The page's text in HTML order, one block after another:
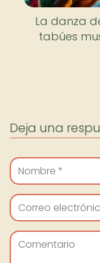
La danza
tabúes
Deja una